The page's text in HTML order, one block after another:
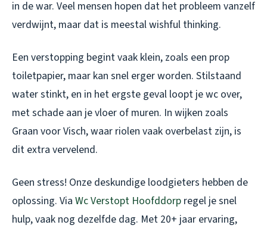
in de war. Veel mensen hopen dat het probleem vanzelf
verdwijnt, maar dat is meestal wishful thinking.
Een verstopping begint vaak klein, zoals een prop
toiletpapier, maar kan snel erger worden. Stilstaand
water stinkt, en in het ergste geval loopt je wc over,
met schade aan je vloer of muren. In wijken zoals
Graan voor Visch, waar riolen vaak overbelast zijn, is
dit extra vervelend.
Geen stress! Onze deskundige loodgieters hebben de
oplossing. Via Wc Verstopt Hoofddorp regel je snel
hulp, vaak nog dezelfde dag. Met 20+ jaar ervaring,